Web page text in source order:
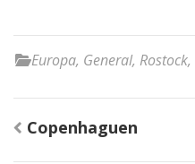
Europa, General, Rostock,
Navegació
d'entrades
Copenhaguen